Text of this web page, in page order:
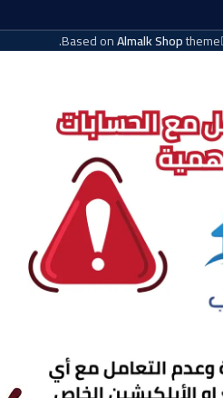
Based onAlmalk Shoptheme
.